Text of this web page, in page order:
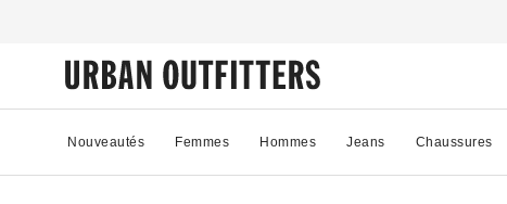
Nouveautés Femmes Hommes Jeans Chaussures